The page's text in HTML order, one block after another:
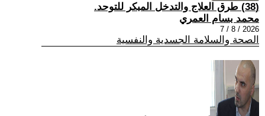
(38) طرق العلاج والتدخل المبكر للتوحد.
محمد بسام العمري
2026 / 8 / 7
الصحة والسلامة الجسدية والنفسية